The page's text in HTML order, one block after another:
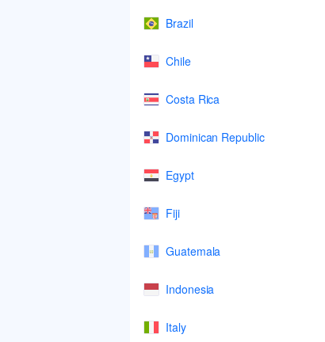
Brazil
Chile
Costa Rica
Dominican Republic
Egypt
Fiji
Guatemala
Indonesia
Italy